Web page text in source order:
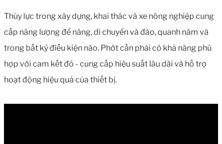
Thủy lực trong xây dựng, khai thác và xe nông nghiệp cung
cấp năng lượng để nâng, di chuyển và đào, quanh năm và
trong bất kỳ điều kiện nào. Phớt cần phải có khả năng phù
hợp với cam kết đó - cung cấp hiệu suất lâu dài và hỗ trợ
hoạt động hiệu quả của thiết bị.